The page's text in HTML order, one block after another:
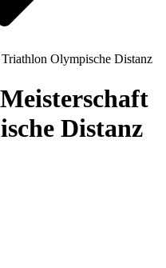
Olympische Distanz
Distanz